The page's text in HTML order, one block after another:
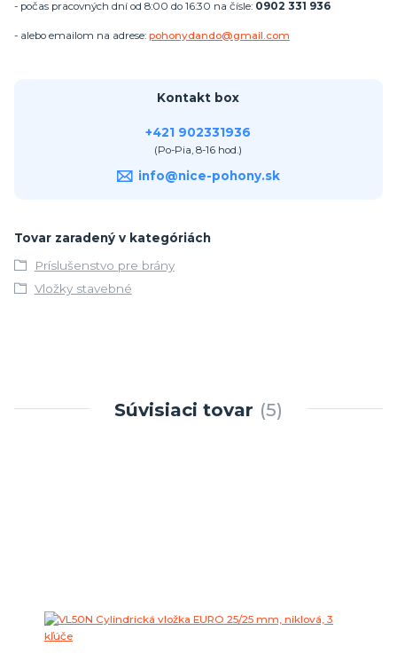
- počas pracovných dní od 8:00 do 16:30 na čísle: 0902 331 936
- alebo emailom na adrese: pohonydando@gmail.com
Kontakt box
+421 902331936
(Po-Pia, 8-16 hod.)
info@nice-pohony.sk
Tovar zaradený v kategóriách
Príslušenstvo pre brány
Vložky stavebné
Súvisiaci tovar 5